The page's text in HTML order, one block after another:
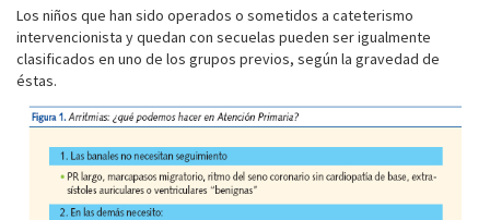
Los niños que han sido operados o sometidos a cateterismo
intervencionista y quedan con secuelas pueden ser igualmente
clasificados en uno de los grupos previos, según la gravedad de
éstas.